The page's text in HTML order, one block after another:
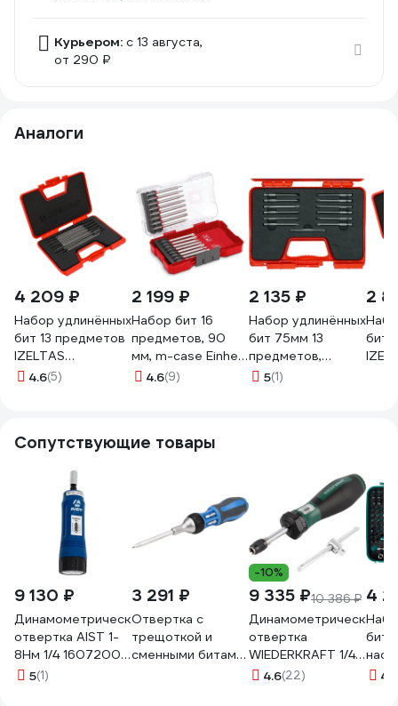
Курьером: c 13 августа,
от 290 ₽
Аналоги
4 209 ₽
Набор удлинённых
бит 13 предметов
IZELTAS
4850001513
4.6(5)
2 199 ₽
Набор бит 16
предметов, 90
мм, m-case Einhell
118973
4.6(9)
2 135 ₽
Набор удлинённых
бит 75мм 13
предметов,
IZELTAS
5(1)
2
бит
Сопутствующие товары
9 130 ₽
Динамометрическая
отвертка AIST 1-
8Нм 1/4 16072008
00-00013823
5(1)
3 291 ₽
Отвертка с
трещоткой и
сменными битами
-10%
9 335 ₽10 386 ₽
Динамометрическая
отвертка
WIEDERKRAFT 1/4
до 6 Нм WDK-
4.6(22)
4
4.8